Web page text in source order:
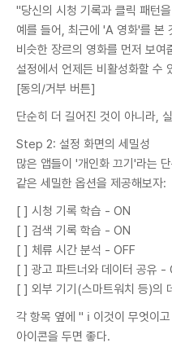
"당신의 시청 기록과 클릭 패턴
예를 들어, 최근에 'A 영화'를 본
비슷한 장르의 영화를 먼저 보
설정에서 언제든 비활성화할 수
[동의/거부 버튼]
단순히 더 길어진 것이 아니라,
Step 2: 설정 화면의 세밀성
많은 앱들이 '개인화 끄기'라는
같은 세밀한 옵션을 제공해보자:
[ ] 시청 기록 학습 - ON
[ ] 검색 기록 학습 - ON
[ ] 체류 시간 분석 - OFF
[ ] 광고 파트너와 데이터 공유 -
[ ] 외부 기기(스마트워치 등)의
각 항목 옆에 " ℹ️ 이것이 무엇이
아이콘을 두면 좋다.